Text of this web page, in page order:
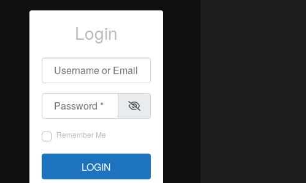
Login
Username or Email
Password
Remember Me
LOGIN